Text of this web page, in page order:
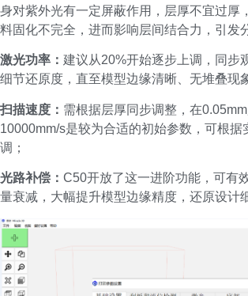
身对紫外光有一定屏蔽作用，层厚不宜过厚
料固化不完全，进而影响层间结合力，引发
激光功率： 建议从20%开始逐步上调，同步
细节还原度，直至模型边缘清晰、无堆叠现
扫描速度： 需根据层厚同步调整，在0.05mm
10000mm/s是较为合适的初始参数，可根据
调；
光路补偿： C50开放了这一进阶功能，可有
量衰减，大幅提升模型边缘精度，还原设计